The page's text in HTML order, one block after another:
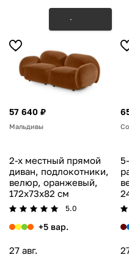
57 640 ₽
Мальдивы
2-х местный прямой
диван, подлокотники,
велюр, оранжевый,
172x73x82 см
5.0
+5 вар.
27 авг.